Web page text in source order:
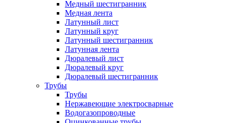
Медный шестигранник
Медная лента
Латунный лист
Латунный круг
Латунный шестигранник
Латунная лента
Дюралевый лист
Дюралевый круг
Дюралевый шестигранник
Трубы
Трубы
Нержавеющие электросварные
Водогазопроводные